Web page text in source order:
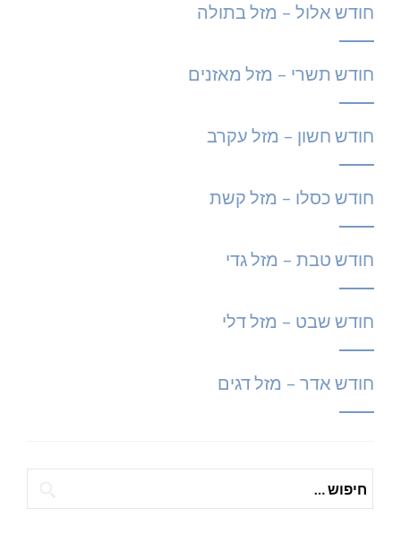
חודש אלול – מזל בתולה
חודש תשרי – מזל מאזנים
חודש חשון – מזל עקרב
חודש כסלו – מזל קשת
חודש טבת – מזל גדי
חודש שבט – מזל דלי
חודש אדר – מזל דגים